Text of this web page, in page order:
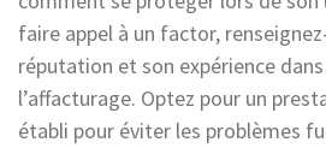
faire appel à un factor,
réputation et son expérience
l’affacturage. Optez pour un
établi pour éviter les problèmes